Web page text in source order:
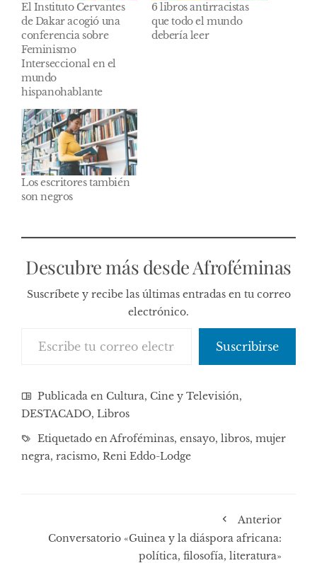
El Instituto Cervantes
de Dakar acogió una
conferencia sobre
Feminismo
Interseccional en el
mundo
hispanohablante
6 libros antirracistas
que todo el mundo
debería leer
Los escritores también
son negros
Descubre más desde Afroféminas
Suscríbete y recibe las últimas entradas en tu correo
electrónico.
Suscribirse
Publicada en Cultura, Cine y Televisión,
DESTACADO, Libros
Etiquetado enAfroféminas, ensayo, libros, mujer
negra, racismo, Reni Eddo-Lodge
Anterior
Conversatorio «Guinea y la diáspora africana:
política, filosofía, literatura»